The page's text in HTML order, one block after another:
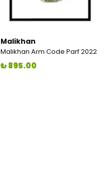
Malikhan
Malikhan Arm Code Parf 2022
₺ 895.00